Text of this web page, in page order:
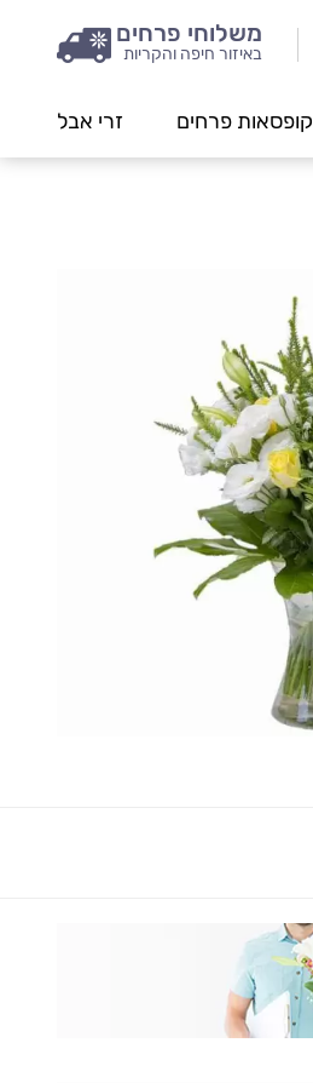
משלוחי פרחים
באיזור חיפה והקריות
קופסאות פרחים זרי אבל